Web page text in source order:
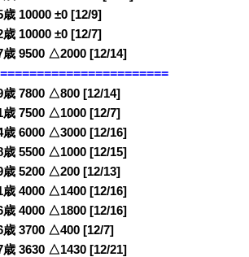
10000 ±0 [12/9]
10000 ±0 [12/7]
9500 △2000 [12/14]
7800 △800 [12/14]
7500 △1000 [12/7]
6000 △3000 [12/16]
5500 △1000 [12/15]
5200 △200 [12/13]
4000 △1400 [12/16]
4000 △1800 [12/16]
3700 △400 [12/7]
3630 △1430 [12/21]